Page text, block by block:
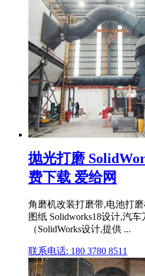
抛光打磨
费下载 爱给网
角磨机改装打磨带,电池打
图纸 Solidworks18设计,汽
（SolidWorks设计,提供 ...
联系电话: 180 3780 8511